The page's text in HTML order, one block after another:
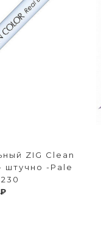
ZIG Clean
штучно -Pale